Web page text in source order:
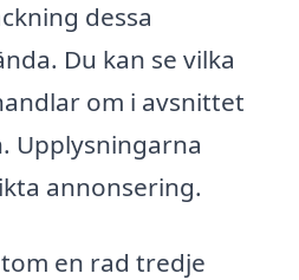
dessa
Du kan se vilka
om i avsnittet
Upplysningarna
annonsering.
en rad tredje